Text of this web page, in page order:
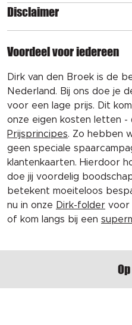
Disclaimer
Voordeel voor iedereen
Dirk van den Broek is de
Nederland. Bij ons doe je
voor een lage prijs. Dit
onze eigen kosten letten -
Prijsprincipes. Zo hebben
geen speciale
klantenkaarten. Hierdoor
doe jij voordelig
betekent moeiteloos
nu in onze Dirk-folder voor
of kom langs bij een